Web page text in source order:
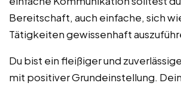
Bereitschaft, auch einfache, sich
Tätigkeiten gewissenhaft
Du bist ein fleißiger und
mit positiver Grundeinstellung.